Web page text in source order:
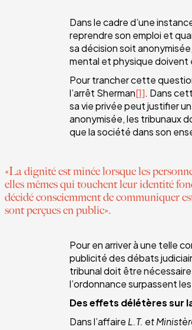
Dans le cadre d’une
reprendre son emploi et
sa décision soit
mental et physique
Pour trancher cette
l’arrêt Sherman[1]. Dans
sa vie privée peut justifier
anonymisée, les tribunaux
que la société dans son
«La dignité est minée lorsque les
elles mêmes qui touchent leur identité
décidé consciemment de communiquer
sont perçues en public».
Pour en arriver à une telle
publicité des débats
tribunal doit être
l’ordonnance surpassent
Des effets délétères sur
Dans l’affaire L.T. et